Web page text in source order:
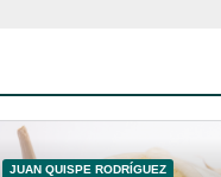
JUAN QUISPE RODRÍGUEZ